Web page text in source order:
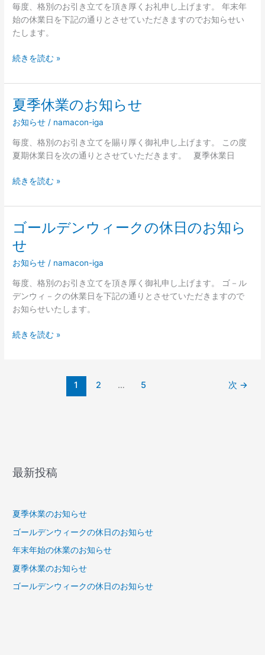
ら
せ
毎度、格別のお引き立てを頂き厚くお礼申し上げます。 年末年
始の休業日を下記の通りとさせていただきますのでお知らせい
たします。
始
の
休
の
知
ら
せ
続きを読む »
夏季休業のお知らせ
お知らせ / namacon-iga
毎度、格別のお引き立てを賜り厚く御礼申し上げます。 この度
夏期休業日を次の通りとさせていただきます。 夏季休業日
夏
休
業
の
知
せ
続きを読む »
ゴールデンウィークの休日のお知ら
せ
お知らせ / namacon-iga
毎度、格別のお引き立てを頂き厚く御礼申し上げます。 ゴ－ル
デンウィ－クの休業日を下記の通りとさせていただきますので
お知らせいたします。
ゴ
ル
デ
ウ
ィ
ー
ク
続きを読む »
1 2 … 5 次 →
最新投稿
夏季休業のお知らせ
ゴールデンウィークの休日のお知らせ
年末年始の休業のお知らせ
夏季休業のお知らせ
ゴールデンウィークの休日のお知らせ